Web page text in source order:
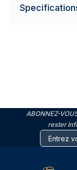
ABONNEZ-
rester